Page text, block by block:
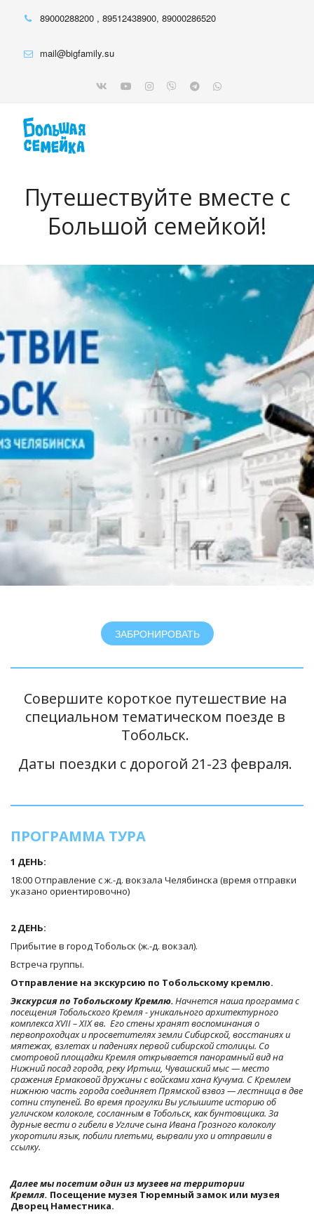
89000288200 , 89512438900, 89000286520
mail@bigfamily.su
Путешествуйте вместе с
Большой семейкой!
ЗАБРОНИРОВАТЬ
Совершите короткое путешествие на
специальном тематическом поезде в
Тобольск.
Даты поездки с дорогой 21-23 февраля.
ПРОГРАММА ТУРА
1 ДЕНЬ:
18:00 Отправление с ж.-д. вокзала Челябинска (время отправки
указано ориентировочно)
2 ДЕНЬ:
Прибытие в город Тобольск (ж.-д. вокзал).
Встреча группы.
Отправление на экскурсию по Тобольскому кремлю.
Экскурсия по Тобольскому Кремлю. Начнется наша программа с
посещения Тобольского Кремля - уникального архитектурного
комплекса XVII – XIX вв.  Его стены хранят воспоминания о
первопроходцах и просветителях земли Сибирской, восстаниях и
мятежах, взлетах и падениях первой сибирской столицы. Со
смотровой площадки Кремля открывается панорамный вид на
Нижний посад города, реку Иртыш, Чувашский мыс — место
сражения Ермаковой дружины с войсками хана Кучума. С Кремлем
нижнюю часть города соединяет Прямской взвоз — лестница в две
сотни ступеней. Во время прогулки Вы услышите историю об
угличском колоколе, сосланным в Тобольск, как бунтовщика. За
дурные вести о гибели в Угличе сына Ивана Грозного колоколу
укоротили язык, побили плетьми, вырвали ухо и отправили в
ссылку.
Далее мы посетим один из музеев на территории
Кремля. Посещение музея Тюремный замок или музея
Дворец Наместника.